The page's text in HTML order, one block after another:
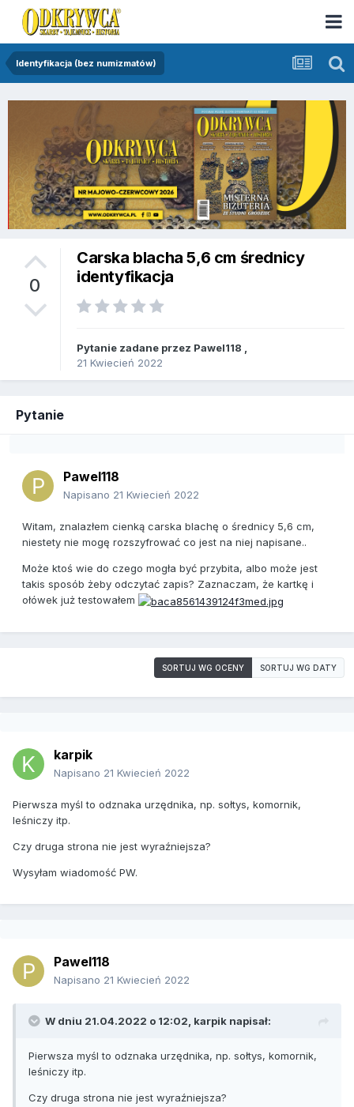
Identyfikacja (bez numizmatów)
0
Carska blacha 5,6 cm średnicy
identyfikacja
Pytanie zadane przez Pawel118
21 Kwiecień 2022
Pytanie
Pawel118
Napisano 21 Kwiecień 2022
Witam, znalazłem cienką carska blachę o średnicy 5,6 cm,
niestety nie mogę rozszyfrować co jest na niej napisane..
Może ktoś wie do czego mogła być przybita, albo może jest
takis sposób żeby odczytać zapis? Zaznaczam, że kartkę i
ołówek już testowałem
SORTUJ WG OCENY SORTUJ WG DATY
karpik
Napisano 21 Kwiecień 2022
Pierwsza myśl to odznaka urzędnika, np. sołtys, komornik,
leśniczy itp.
Czy druga strona nie jest wyraźniejsza?
Wysyłam wiadomość PW.
Pawel118
Napisano 21 Kwiecień 2022
W dniu 21.04.2022 o 12:02, karpik napisał:
Pierwsza myśl to odznaka urzędnika, np. sołtys, komornik,
leśniczy itp.
Czy druga strona nie jest wyraźniejsza?